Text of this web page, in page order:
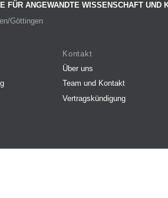
FÜR ANGEWANDTE WISSENSCHAFT UND
Göttingen
Kontakt
Über uns
Team und Kontakt
Vertragskündigung